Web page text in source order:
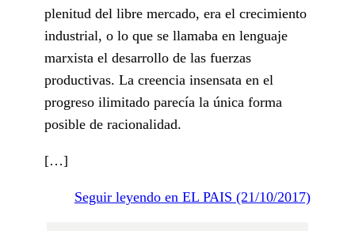
plenitud del libre mercado, era el crecimiento
industrial, o lo que se llamaba en lenguaje
marxista el desarrollo de las fuerzas
productivas. La creencia insensata en el
progreso ilimitado parecía la única forma
posible de racionalidad.
[…]
Seguir leyendo en EL PAIS (21/10/2017)